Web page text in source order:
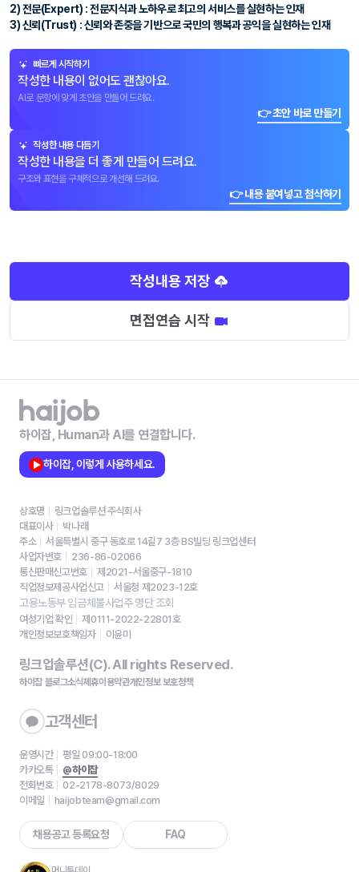
2) 전문(Expert) : 전문지식과 노하우로 최고의 서비스를 실현하는 인재
3) 신뢰(Trust) : 신뢰와 존중을 기반으로 국민의 행복과 공익을 실현하는 인재
빠르게 시작하기
작성한 내용이 없어도 괜찮아요.
AI로 문항에 맞게 초안을 만들어 드려요.
👉 초안 바로 만들기
작성한 내용 다듬기
작성한 내용을 더 좋게 만들어 드려요.
구조와 표현을 구체적으로 개선해 드려요.
👉 내용 붙여넣고 첨삭하기
작성내용 저장
면접연습 시작
하이잡, Human과 AI를 연결합니다.
하이잡, 이렇게 사용하세요.
상호명
링크업솔루션 주식회사
대표이사
박나래
주소
서울특별시 중구 동호로 14길7 3층 BS빌딩 링크업센터
사업자번호
236-86-02066
통신판매신고번호
제2021-서울중구-1810
직업정보제공사업신고
서울청 제2023-12호
고용노동부 임금체불사업주 명단 조회
여성기업 확인
제0111-2022-22801호
개인정보보호책임자
이윤미
링크업솔루션(C). All rights Reserved.
하이잡 블로그소식제휴이용약관개인정보 보호정책
고객센터
운영시간
평일 09:00-18:00
카카오톡
@하이잡
전화번호
02-2178-8073/8029
이메일
haijobteam@gmail.com
채용공고 등록요청 FAQ